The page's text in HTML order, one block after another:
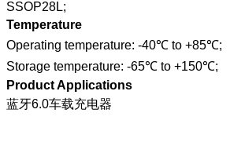
SSOP28L;
Temperature
Operating temperature: -40℃ to +85℃;
Storage temperature: -65℃ to +150℃;
Product Applications
蓝牙6.0车载充电器